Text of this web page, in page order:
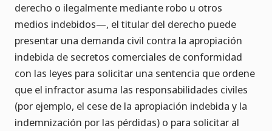
derecho o ilegalmente mediante robo u otros
medios indebidos—, el titular del derecho puede
presentar una demanda civil contra la apropiación
indebida de secretos comerciales de conformidad
con las leyes para solicitar una sentencia que ordene
que el infractor asuma las responsabilidades civiles
(por ejemplo, el cese de la apropiación indebida y la
indemnización por las pérdidas) o para solicitar al